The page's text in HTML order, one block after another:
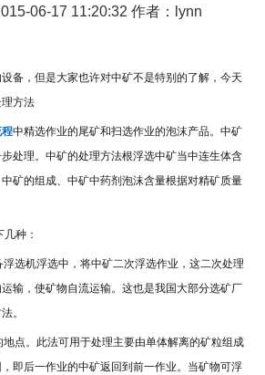
06-17 11:20:32 作者：lynn
备，但是大家也许对中矿不是特别的了解，今天
方法
中精选作业的尾矿和扫选作业的泡沫产品。中矿
处理。中矿的处理方法根浮选中矿当中连生体含
矿的组成、中矿中药剂泡沫含量根据对精矿质量
种：
选机浮选中，将中矿二次浮选作业，这二次处理
输，使矿物自流运输。这也是我国大部分选矿厂
。
点。此法可用于处理主要由单体解离的矿粒组成
即后一作业的中矿返回到前一作业。当矿物可浮